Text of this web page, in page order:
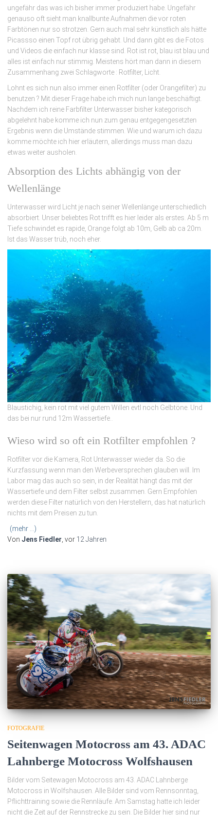
ungefähr das was ich bisher immer produziert habe. Ungefähr
genauso oft sieht man knallbunte Aufnahmen die vor roten
Farbtönen nur so strotzen. Gern auch mal sehr künstlich als hätte
Picassso einen Topf rot übrig gehabt. Und dann gibt es die Fotos
und Videos die einfach nur klasse sind. Rot ist rot, blau ist blau und
alles ist einfach nur stimmig. Meistens hört man dann in diesem
Zusammenhang zwei Schlagworte : Rotfilter, Licht.
Lohnt es sich nun also immer einen Rotfilter (oder Orangefilter) zu
benutzen ? Mit dieser Frage habe ich mich nun lange beschäftigt.
Nachdem ich reine Farbfilter Unterwasser bisher kategorisch
abgelehnt habe komme ich nun zum genau entgegengesetzten
Ergebnis wenn die Umstände stimmen. Wie und warum ich dazu
komme möchte ich hier erläutern, allerdings muss man dazu
etwas weiter ausholen.
Absorption des Lichts abhängig von der
Wellenlänge
Unterwasser wird Licht je nach seiner Wellenlänge unterschiedlich
absorbiert. Unser beliebtes Rot trifft es hier leider als erstes. Ab 5 m
Tiefe schwindet es rapide, Orange folgt ab 10m, Gelb ab ca 20m.
Ist das Wasser trüb, noch eher.
Blaustichig, kein rot mit viel gutem Willen evtl noch Gelbtöne. Und
das bei nur rund 12m Wassertiefe..
Wieso wird so oft ein Rotfilter empfohlen ?
Rotfilter vor die Kamera, Rot Unterwasser wieder da. So die
Kurzfassung wenn man den Werbeversprechen glauben will. Im
Labor mag das auch so sein, in der Realität hängt das mit der
Wassertiefe und dem Filter selbst zusammen. Gern Empfohlen
werden diese Filter natürlich von den Herstellern, das hat natürlich
nichts mit dem Preisen zu tun.
(mehr …)
Von Jens Fiedler, vor 12 Jahren
FOTOGRAFIE
Seitenwagen Motocross am 43. ADAC
Lahnberge Motocross Wolfshausen
Bilder vom Seitewagen Motocross am 43. ADAC Lahnberge
Motocross in Wolfshausen. Alle Bilder sind vom Rennsonntag,
Pflichttraining sowie die Rennläufe. Am Samstag hatte ich leider
nicht die Zeit auf der Rennstrecke zu sein. Die Bilder hier sind nur